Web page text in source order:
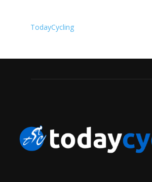
TodayCycling